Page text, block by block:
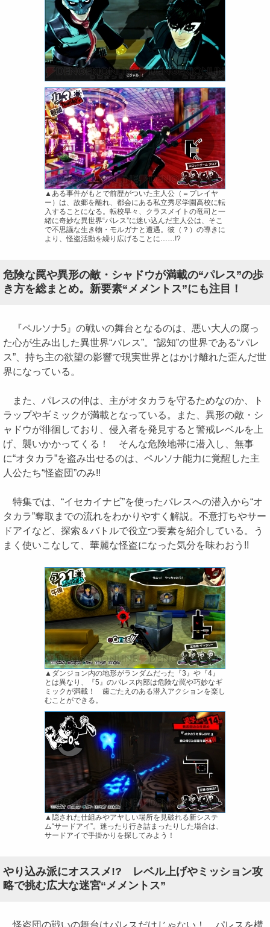
▲ある事件がもとで前歴がついた主人公（＝プレイヤ
ー）は、故郷を離れ、都会にある私立秀尽学園高校に転
入することになる。転校早々、クラスメイトの竜司と一
緒に奇妙な異世界“パレス”に迷い込んだ主人公は、そこ
で不思議な生き物・モルガナと遭遇。彼（？）の導きに
より、怪盗活動を繰り広げることに……!?
危険な罠や異形の敵・シャドウが満載の“パレス”の歩
き方を総まとめ。新要素“メメントス”にも注目！
『ペルソナ5』の戦いの舞台となるのは、悪い大人の腐っ
た心が生み出した異世界“パレス”。“認知”の世界である“パレ
ス”、持ち主の欲望の影響で現実世界とはかけ離れた歪んだ世
界になっている。
また、パレスの仲は、主がオタカラを守るためなのか、ト
ラップやギミックが満載となっている。また、異形の敵・シ
ャドウが徘徊しており、侵入者を発見すると警戒レベルを上
げ、襲いかかってくる！ そんな危険地帯に潜入し、無事
に“オタカラ”を盗み出せるのは、ペルソナ能力に覚醒した主
人公たち“怪盗団”のみ!!
特集では、“イセカイナビ”を使ったパレスへの潜入から“オ
タカラ”奪取までの流れをわかりやすく解説。不意打ちやサー
ドアイなど、探索＆バトルで役立つ要素を紹介している。う
まく使いこなして、華麗な怪盗になった気分を味わおう!!
▲ダンジョン内の地形がランダムだった『3』や『4』
とは異なり、『5』のパレス内部は危険な罠や巧妙なギ
ミックが満載！ 歯ごたえのある潜入アクションを楽し
むことができる。
▲隠された仕組みやアヤしい場所を見破れる新システ
ム“サードアイ”。迷ったり行き詰まったりした場合は、
サードアイで手掛かりを探してみよう！
やり込み派にオススメ!? レベル上げやミッション攻
略で挑む広大な迷宮“メメントス”
怪盗団の戦いの舞台はパレスだけじゃない！ パレスを構